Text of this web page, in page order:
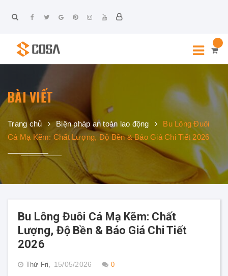
BÀI VIẾT
Trang chủ Biện pháp an toàn lao động
Bu Lông Đuôi
Cá Mạ Kẽm: Chất Lượng, Độ Bền & Báo Giá Chi Tiết 2026
Bu Lông Đuôi Cá Mạ Kẽm: Chất
Lượng, Độ Bền & Báo Giá Chi Tiết
2026
Thứ Fri, 15/05/2026 0